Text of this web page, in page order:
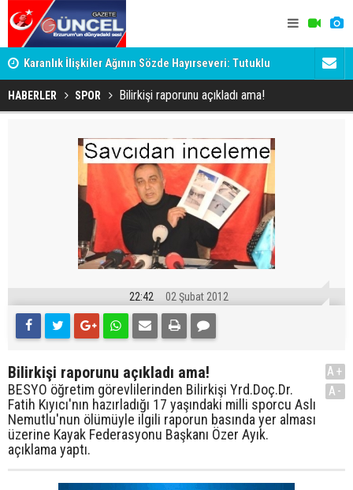
Karanlık İlişkiler Ağının Sözde Hayırseveri: Tutuklu
Memet Aca Dosyası
Dadaş'a
HABERLER SPOR Bilirkişi raporunu açıkladı ama!
22:42 02 Şubat 2012
Bilirkişi raporunu açıkladı ama!
BESYO öğretim görevlilerinden Bilirkişi Yrd.Doç.Dr.
Fatih Kıyıcı'nın hazırladığı 17 yaşındaki milli sporcu Aslı
Nemutlu'nun ölümüyle ilgili raporun basında yer alması
üzerine Kayak Federasyonu Başkanı Özer Ayık.
açıklama yaptı.
A+
A-